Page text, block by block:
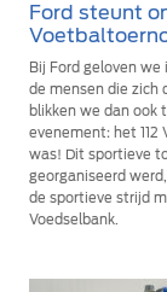
Ford steunt
Bij Ford geloven
de mensen die zich
blikken we dan ook
evenement: het
was! Dit sportieve
georganiseerd
de sportieve strijd
Voedselbank.